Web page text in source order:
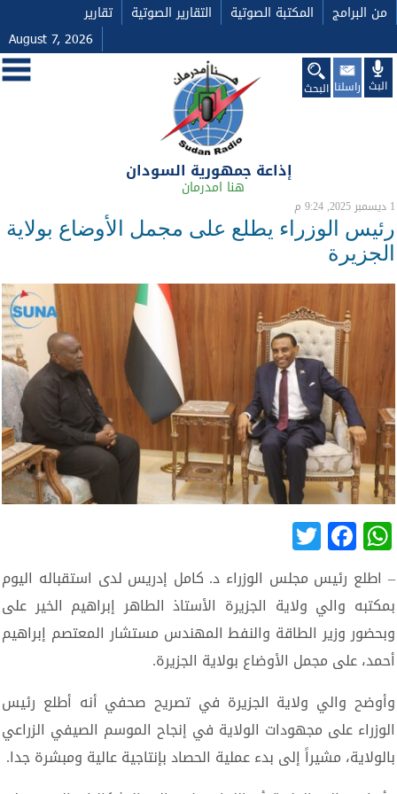
من البرامج المكتبة الصوتية التقارير الصوتية
تقارير
August 7, 2026
البث راسلنا البحث
إذاعة جمهورية السودان
هنا امدرمان
1 ديسمبر 2025, 9:24 م
رئيس الوزراء يطلع على مجمل الأوضاع بولاية
الجزيرة
WhatsApp
Facebook
– اطلع رئيس مجلس الوزراء د. كامل إدريس لدى استقباله اليوم
بمكتبه والي ولاية الجزيرة الأستاذ الطاهر إبراهيم الخير على
وبحضور وزير الطاقة والنفط المهندس مستشار المعتصم إبراهيم
أحمد، على مجمل الأوضاع بولاية الجزيرة.
وأوضح والي ولاية الجزيرة في تصريح صحفي أنه أطلع رئيس
الوزراء على مجهودات الولاية في إنجاح الموسم الصيفي الزراعي
بالولاية، مشيراً إلى بدء عملية الحصاد بإنتاجية عالية ومبشرة جدا.